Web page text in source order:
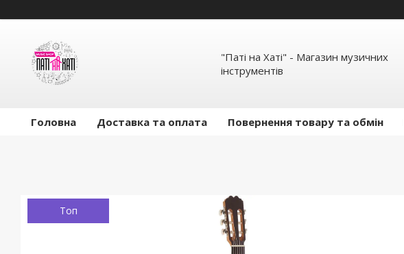
"Паті на Хаті" - Магазин музичних
інструментів
Головна Доставка та оплата Повернення товару та обмін
Топ